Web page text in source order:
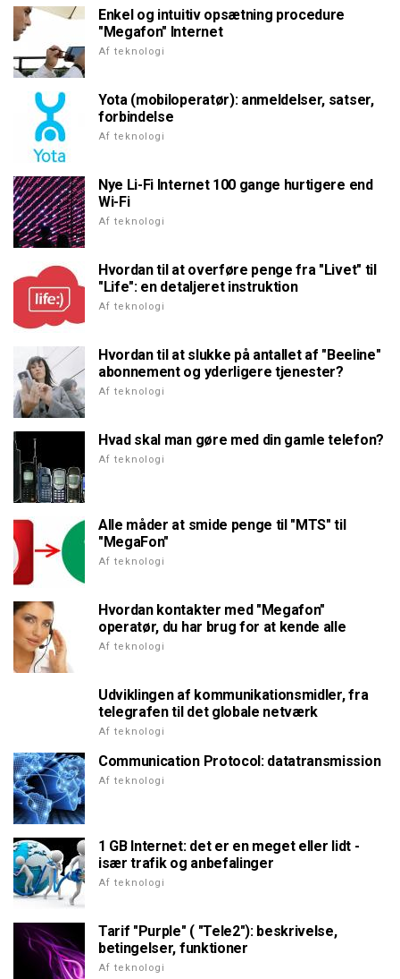
Enkel og intuitiv opsætning procedure
"Megafon" Internet
Af teknologi
Yota (mobiloperatør): anmeldelser, satser,
forbindelse
Af teknologi
Nye Li-Fi Internet 100 gange hurtigere end
Wi-Fi
Af teknologi
Hvordan til at overføre penge fra "Livet" til
"Life": en detaljeret instruktion
Af teknologi
Hvordan til at slukke på antallet af "Beeline"
abonnement og yderligere tjenester?
Af teknologi
Hvad skal man gøre med din gamle telefon?
Af teknologi
Alle måder at smide penge til "MTS" til
"MegaFon"
Af teknologi
Hvordan kontakter med "Megafon"
operatør, du har brug for at kende alle
Af teknologi
Udviklingen af kommunikationsmidler, fra
telegrafen til det globale netværk
Af teknologi
Communication Protocol: datatransmission
Af teknologi
1 GB Internet: det er en meget eller lidt -
især trafik og anbefalinger
Af teknologi
Tarif "Purple" ( "Tele2"): beskrivelse,
betingelser, funktioner
Af teknologi